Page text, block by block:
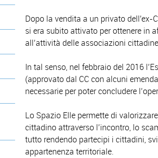
Dopo la vendita a un privato dell'ex-
si era subito attivato per ottenere in
all’attività delle associazioni
In tal senso, nel febbraio del 2016
(approvato dal CC con alcuni
necessarie per poter concludere
Lo Spazio Elle permette di
cittadino attraverso l’incontro, lo
tutto rendendo partecipi i cittadini,
appartenenza territoriale.